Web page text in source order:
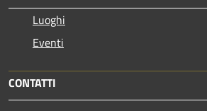
Luoghi
Eventi
CONTATTI